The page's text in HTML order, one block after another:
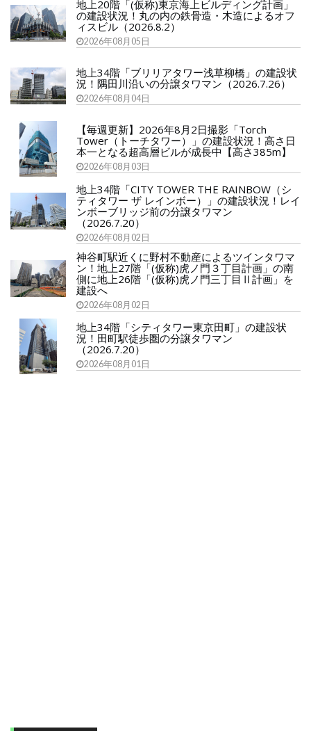
地上20階「(仮称)東京海上ビルディング計画」
の建設状況！丸の内の鉄骨造・木造によるオフ
ィスビル（2026.8.2）
2026年08月05日
地上34階「ブリリアタワー浅草柳橋」の建設状
況！隅田川沿いの分譲タワマン（2026.7.26）
2026年08月04日
【毎週更新】2026年8月2日撮影「Torch
Tower（トーチタワー）」の建設状況！高さ日
本一となる超高層ビルが成長中【高さ385m】
2026年08月03日
地上34階「CITY TOWER THE RAINBOW（シ
ティタワー ザ レインボー）」の建設状況！レイ
ンボーブリッジ前の分譲タワマン
（2026.7.20）
2026年08月02日
神谷町駅近くに野村不動産によるツインタワマ
ン！地上27階「(仮称)虎ノ門３丁目計画」の南
側に地上26階「(仮称)虎ノ門三丁目Ⅱ計画」を
建設へ
2026年08月02日
地上34階「シティタワー東京田町」の建設状
況！田町駅徒歩圏の分譲タワマン
（2026.7.20）
2026年08月01日